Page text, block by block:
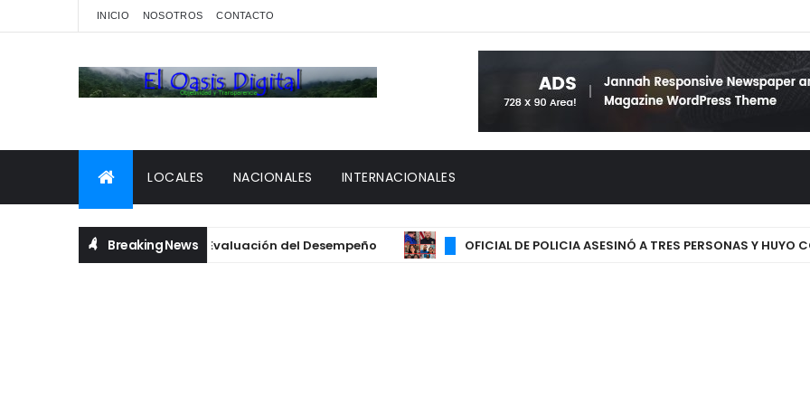
INICIO NOSOTROS CONTACTO
LOCALES NACIONALES INTERNACIONALES
Breaking News
fecha para el pago de la Evaluación del Desempeño OFICIAL DE POLICIA ASESINÓ A TRES PERSONAS Y HUYO